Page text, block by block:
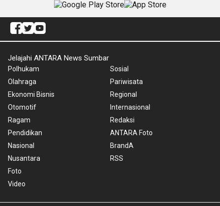
Jelajahi ANTARA News Sumbar
Polhukam
Olahraga
Ekonomi Bisnis
Otomotif
Ragam
Pendidikan
Nasional
Nusantara
Foto
Video
Sosial
Pariwisata
Regional
Internasional
Redaksi
ANTARA Foto
BrandA
RSS